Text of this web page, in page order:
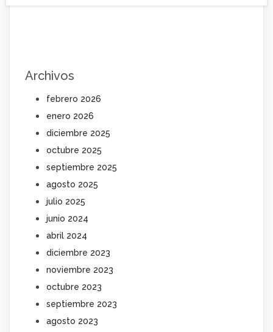
Archivos
febrero 2026
enero 2026
diciembre 2025
octubre 2025
septiembre 2025
agosto 2025
julio 2025
junio 2024
abril 2024
diciembre 2023
noviembre 2023
octubre 2023
septiembre 2023
agosto 2023